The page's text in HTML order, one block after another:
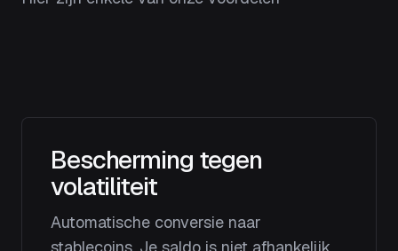
Bescherming tegen
volatiliteit
Automatische conversie naar